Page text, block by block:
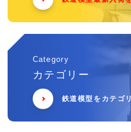
Category
カテゴリー
鉄道模型をカテゴ